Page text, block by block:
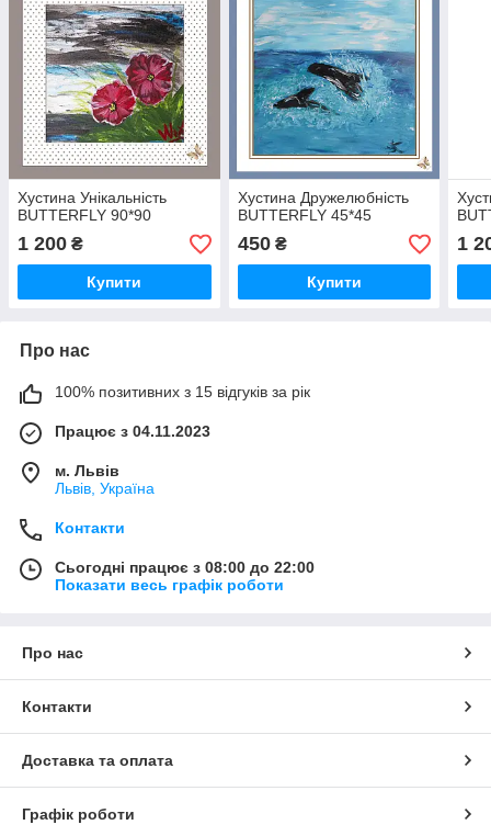
Хустина Унікальність
BUTTERFLY 90*90
1 200 ₴
Купити
Хустина Дружелюбність
BUTTERFLY 45*45
450₴
Купити
1
Про нас
100% позитивних з 15 відгуків за рік
Працює з 04.11.2023
м. Львів
Львів, Україна
Контакти
Сьогодні працює з 08:00 до 22:00
Показати весь графік роботи
Про нас
Контакти
Доставка та оплата
Графік роботи